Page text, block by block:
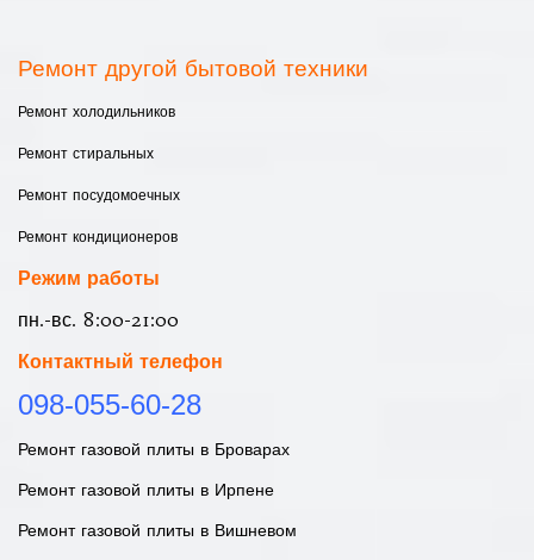
Ремонт другой бытовой техники
Ремонт холодильников
Ремонт стиральных
Ремонт посудомоечных
Ремонт кондиционеров
Режим работы
пн.-вс. 8:00-21:00
Контактный телефон
098-055-60-28
Ремонт газовой плиты в Броварах
Ремонт газовой плиты в Ирпене
Ремонт газовой плиты в Вишневом